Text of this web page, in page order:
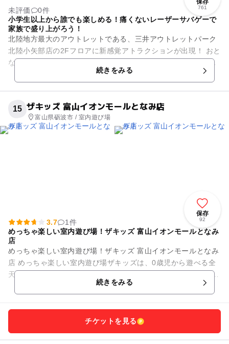
761
未評価
0件
小学生以上から誰でも楽しめる！痛くないレーザーサバゲーで
家族で盛り上がろう！
北陸地方最大のアウトレットである、三井アウトレットパーク
北陸小矢部店の2Fフロアに新感覚アトラクションが出現！ おと
なも子ども安心安全なレーザーサバゲーでご家族一緒に楽しめ
続きをみる
15 ザキッズ 富山イオンモールとなみ店
富山県砺波市 / 室内遊び場
保存
92
3.7
1件
めっちゃ楽しい室内遊び場！ザキッズ 富山イオンモールとなみ
店
めっちゃ楽しい室内遊び場！ザキッズ 富山イオンモールとなみ
店 めっちゃ楽しい室内遊び場ザキッズは、0歳児から遊べる全
天候型室内遊び場！ ビタミンカラーで彩られた施設内には、幼
続きをみる
チケットを見る